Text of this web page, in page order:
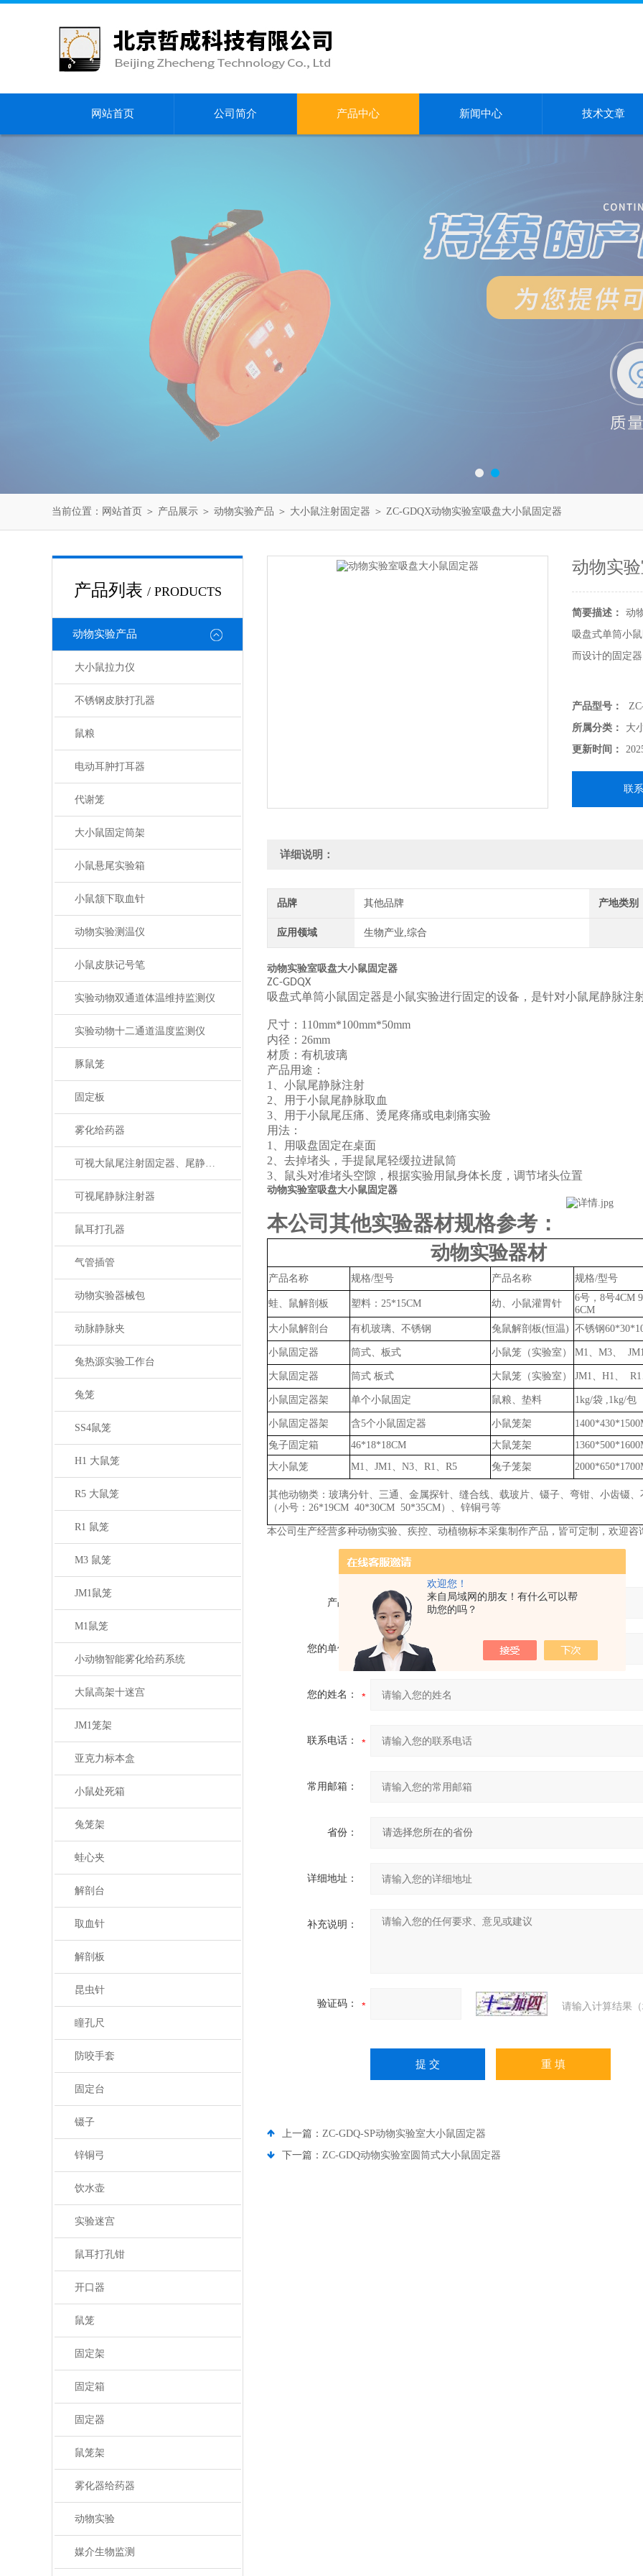
欢迎您！
来自局域网的朋友！有什么可以帮
助您的吗？
网站首页 公司简介 产品中心 新闻中心 技术文章
当前位置： 网站首页 ＞ 产品展示 ＞ 动物实验产品 ＞ 大小鼠注射固定器 ＞ ZC-GDQX动物实验室吸盘大小鼠固定器
产品列表 / PRODUCTS
动物实验产品
大小鼠拉力仪
不锈钢皮肤打孔器
鼠粮
电动耳肿打耳器
代谢笼
大小鼠固定筒架
小鼠悬尾实验箱
小鼠颔下取血针
动物实验测温仪
小鼠皮肤记号笔
实验动物双通道体温维持监测仪
实验动物十二通道温度监测仪
豚鼠笼
固定板
雾化给药器
可视大鼠尾注射固定器、尾静脉注射
可视尾静脉注射器
鼠耳打孔器
气管插管
动物实验器械包
动脉静脉夹
兔热源实验工作台
兔笼
SS4鼠笼
H1 大鼠笼
R5 大鼠笼
R1 鼠笼
M3 鼠笼
JM1鼠笼
M1鼠笼
小动物智能雾化给药系统
大鼠高架十迷宫
JM1笼架
亚克力标本盒
小鼠处死箱
兔笼架
蛙心夹
解剖台
取血针
解剖板
昆虫针
瞳孔尺
防咬手套
固定台
镊子
锌铜弓
饮水壶
实验迷宫
鼠耳打孔钳
开口器
鼠笼
固定架
固定箱
固定器
鼠笼架
雾化器给药器
动物实验
媒介生物监测
动物实
简要描述：
动
吸盘式单筒小
而设计的固定器
产品型号：
所属分类：
大
更新时间：
联
详细说明：
品牌 其他品牌 产地类别
应用领域 生物产业,综合
动物实验室吸盘大小鼠固定器
ZC-GDQX
吸盘式单筒小鼠固定器是小鼠实验进行固定的设备，是针对小鼠尾静脉注
尺寸： 110mm*100mm*50mm
内径： 26mm
材质：有机玻璃
产品用途：
1、 小鼠尾静脉注射
2、
用于小鼠尾静脉取血
3、
用于小鼠尾压痛、烫尾疼痛或电刺痛实验
用法：
1、
用吸盘固定在桌面
2、 去掉堵头，手提鼠尾轻缓拉进鼠筒
3、 鼠头对准堵头空隙，根据实验用鼠身体长度，调节堵头位置
动物实验室吸盘大小鼠固定器
本公司其他实验器材规格参考：
动物实验器材
产品名称 规格/型号 产品名称 规格/型号
蛙、鼠解剖板 塑料： 25*15CM 幼、小鼠灌胃针
6号，8号4CM
6CM
大小鼠解剖台
有机玻璃、不锈钢 兔鼠解剖板(恒温) 不锈钢
小鼠固定器 筒式、板式 小鼠笼（实验室） M1、M3、
大鼠固定器 筒式 板式 大鼠笼（实验室） JM1、H1、
小鼠固定器架 单个小鼠固定 鼠粮、垫料 1kg/袋 ,1kg/包
小鼠固定器架 含5个小鼠固定器 小鼠笼架
兔子固定箱
46*18*18CM 大鼠笼架
大小鼠笼
M1、JM1、N3、R1、R5 兔子笼架
其他动物类：玻璃分针、三通、金属探针、缝合线、载玻片、镊子、弯钳、小齿镊、
（小号： 26*19CM 40*30CM 50*35CM）、锌铜弓等
本公司生产经营多种动物实验、疾控、动植物标本采集制作产品，皆可定制，欢迎咨
产品：
您的单位：
您的姓名：
联系电话：
常用邮箱：
省份：
详细地址：
补充说明：
验证码： 请输入计算结果
上一篇： ZC-GDQ-SP动物实验室大小鼠固定器
下一篇： ZC-GDQ动物实验室圆筒式大小鼠固定器